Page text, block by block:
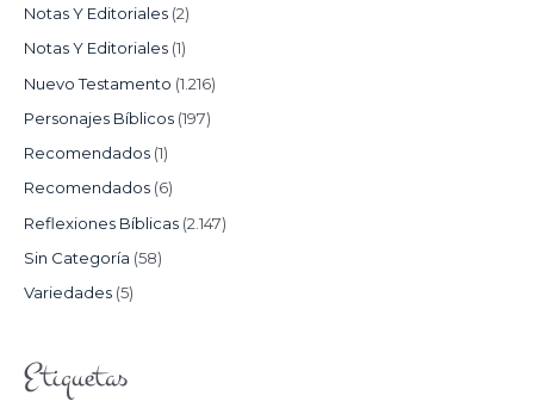
Notas Y Editoriales (2)
Notas Y Editoriales (1)
Nuevo Testamento (1.216)
Personajes Bíblicos (197)
Recomendados (1)
Recomendados (6)
Reflexiones Bíblicas (2.147)
Sin Categoría (58)
Variedades (5)
Etiquetas